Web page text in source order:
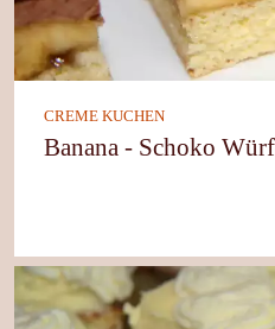
CREME KUCHEN
Banana - Schoko